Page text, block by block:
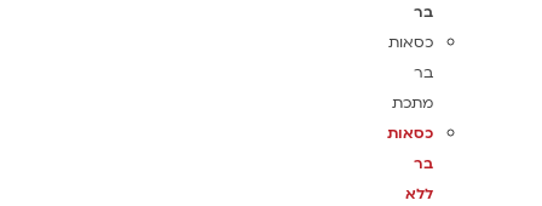
בר
כסאות
בר
מתכת
כסאות
בר
ללא